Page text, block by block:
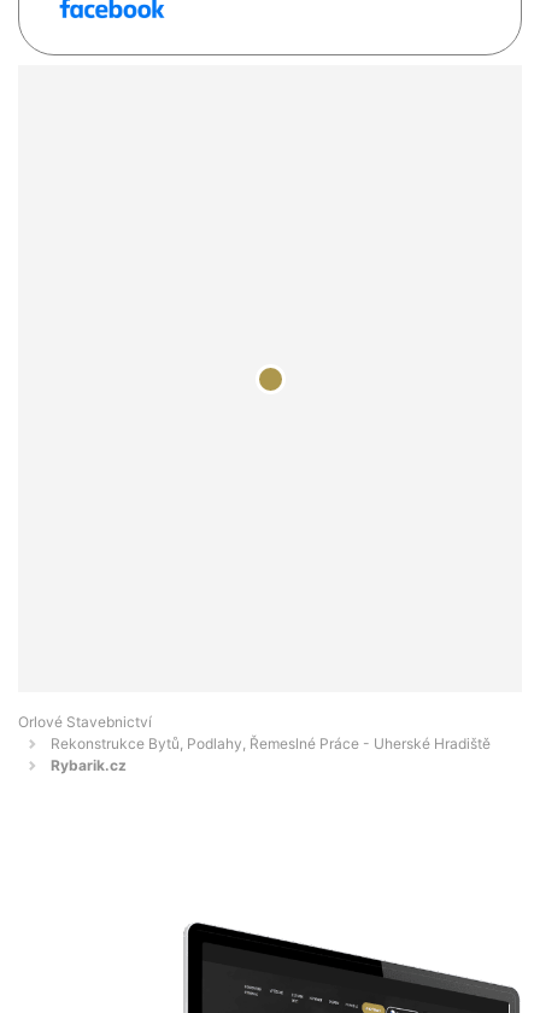
Orlové Stavebnictví
Rekonstrukce Bytů, Podlahy, Řemeslné Práce - Uherské Hradiště
Rybarik.cz